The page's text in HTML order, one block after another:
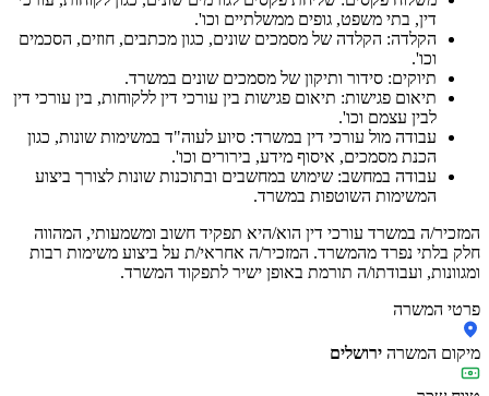
דין, בתי משפט, גופים ממשלתיים וכו'.
הקלדה: הקלדה של מסמכים שונים, כגון מכתבים, חוזים, הסכמים
וכו'.
תיוקים: סידור ותיקון של מסמכים שונים במשרד.
תיאום פגישות: תיאום פגישות בין עורכי דין ללקוחות, בין עורכי דין
לבין עצמם וכו'.
עבודה מול עורכי דין במשרד: סיוע לעוה"ד במשימות שונות, כגון
הכנת מסמכים, איסוף מידע, בירורים וכו'.
עבודה במחשב: שימוש במחשבים ובתוכנות שונות לצורך ביצוע
המשימות השוטפות במשרד.
המזכיר/ה במשרד עורכי דין הוא/היא תפקיד חשוב ומשמעותי, המהווה
חלק בלתי נפרד מהמשרד. המזכיר/ה אחראי/ת על ביצוע משימות רבות
ומגוונות, ועבודתו/ה תורמת באופן ישיר לתפקוד המשרד.
פרטי המשרה
מיקום המשרה ירושלים